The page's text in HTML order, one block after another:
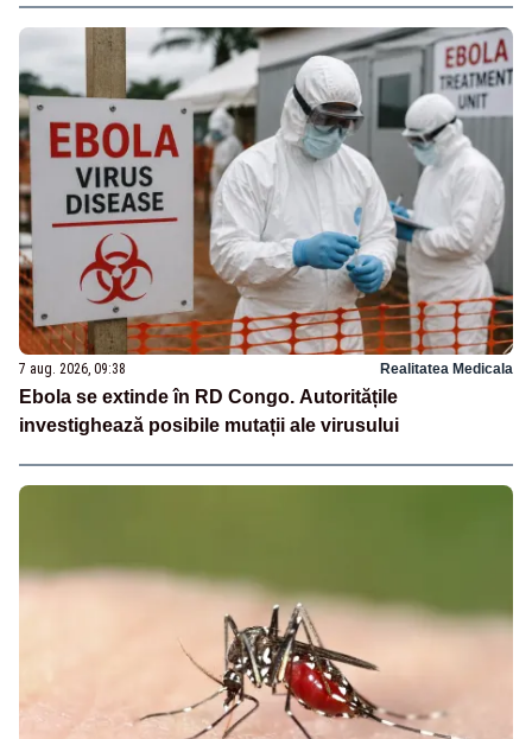
7 aug. 2026, 09:38 Realitatea Medicala
Ebola se extinde în RD Congo. Autoritățile
investighează posibile mutații ale virusului